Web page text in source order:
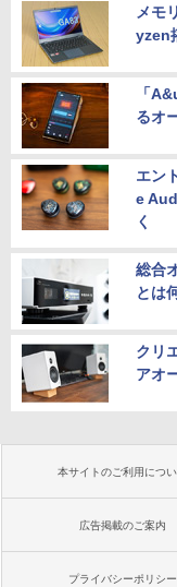
メモ
yzen
「
るオ
エン
e
く
総合
とは
クリ
アオ
本サイトのご利用につ
広告掲載のご案内
プライバシーポリシー